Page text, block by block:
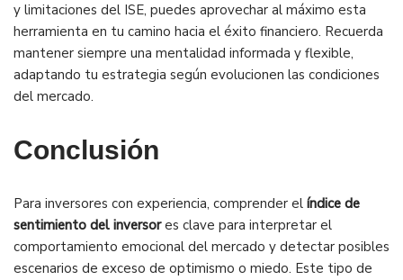
y limitaciones del ISE, puedes aprovechar al máximo esta
herramienta en tu camino hacia el éxito financiero. Recuerda
mantener siempre una mentalidad informada y flexible,
adaptando tu estrategia según evolucionen las condiciones
del mercado.
Conclusión
Para inversores con experiencia, comprender el índice de
sentimiento del inversores clave para interpretar el
comportamiento emocional del mercado y detectar posibles
escenarios de exceso de optimismo o miedo. Este tipo de